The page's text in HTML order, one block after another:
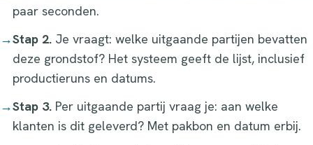
paar seconden.
→Stap 2. Je vraagt: welke uitgaande partijen bevatten
deze grondstof? Het systeem geeft de lijst, inclusief
productieruns en datums.
→Stap 3. Per uitgaande partij vraag je: aan welke
klanten is dit geleverd? Met pakbon en datum erbij.